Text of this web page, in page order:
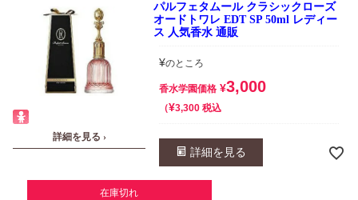
詳細を見る ›
パルフェタムール クラシックローズ
オードトワレ EDT SP 50ml レディー
ス 人気香水 通販
¥のところ
香水学園価格 ¥3,000
¥3,300 税込
詳細を見る
在庫切れ